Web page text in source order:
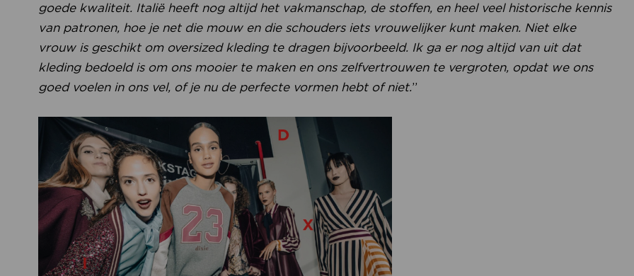
goede kwaliteit. Italië heeft nog altijd het vakmanschap, de stoffen, en heel veel historische kennis
van patronen, hoe je net die mouw en die schouders iets vrouwelijker kunt maken. Niet elke
vrouw is geschikt om oversized kleding te dragen bijvoorbeeld. Ik ga er nog altijd van uit dat
kleding bedoeld is om ons mooier te maken en ons zelfvertrouwen te vergroten, opdat we ons
goed voelen in ons vel, of je nu de perfecte vormen hebt of niet.”